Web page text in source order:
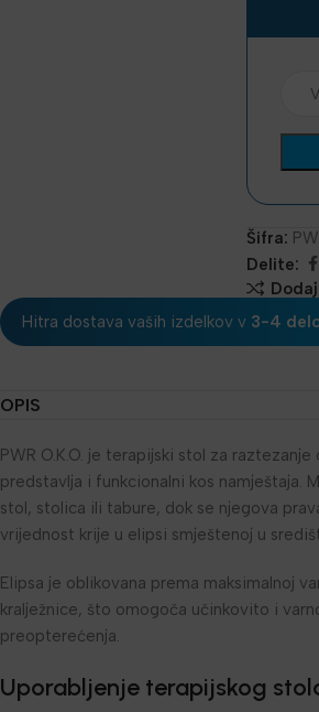
Šifra:
Delite:
Hitra dostava vaših izdelkov v 3-4
OPIS
PWR O.K.O. je terapijski stol za
predstavlja i funkcionalni kos namještaja.
stol, stolica ili tabure, dok se njegova
vrijednost krije u elipsi smještenoj u
Elipsa je oblikovana prema maksimalnoj
kralježnice, što omogoča učinkovito i
preopterećenja.
Uporabljenje terapijskog